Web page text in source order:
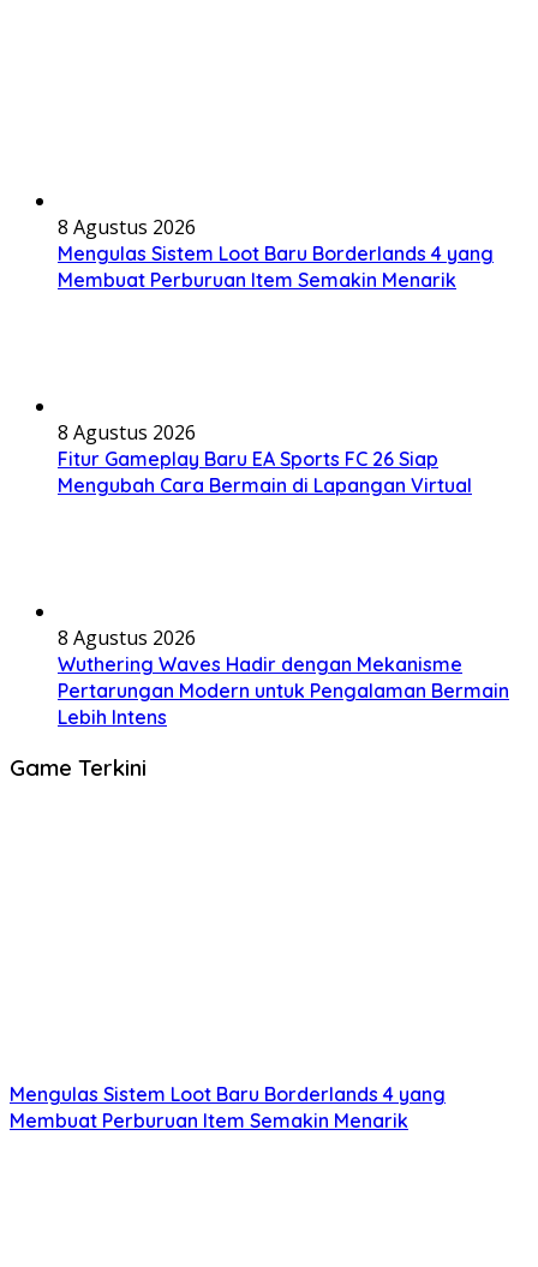
8 Agustus 2026
Mengulas Sistem Loot Baru Borderlands 4 yang
Membuat Perburuan Item Semakin Menarik
8 Agustus 2026
Fitur Gameplay Baru EA Sports FC 26 Siap
Mengubah Cara Bermain di Lapangan Virtual
8 Agustus 2026
Wuthering Waves Hadir dengan Mekanisme
Pertarungan Modern untuk Pengalaman Bermain
Lebih Intens
Game Terkini
Mengulas Sistem Loot Baru Borderlands 4 yang
Membuat Perburuan Item Semakin Menarik